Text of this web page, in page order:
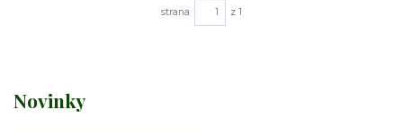
Novinky
strana z 1